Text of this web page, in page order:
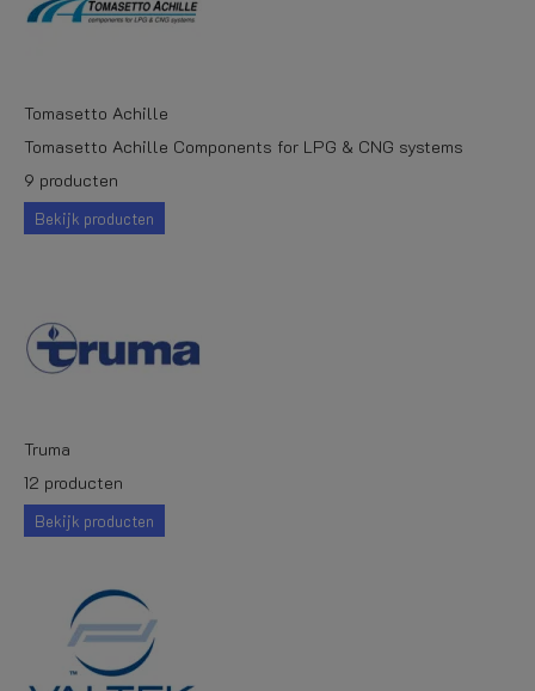
Tomasetto Achille
Tomasetto Achille Components for LPG & CNG systems
9 producten
Bekijk producten
Truma
12 producten
Bekijk producten